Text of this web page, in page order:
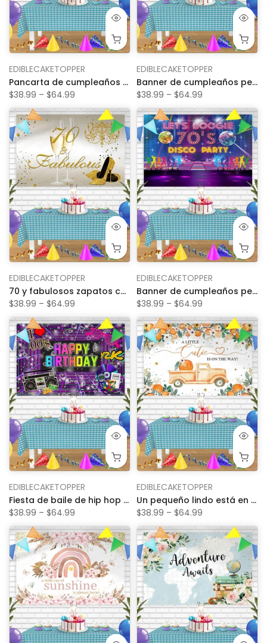
EDIBLECAKETOPPER
Pancarta de cumpleaños personalizada con diseño de guepardo dorado salvaje, animales del zoológico de la jungla, hojas verdes, fondo de fiesta
$38.99 – $64.99
EDIBLECAKETOPPER
Banner de cumpleaños personalizado con diseño de jungla de safari Wild One WMJ Bn
$38.99 – $64.99
EDIBLECAKETOPPER
70 y fabulosos zapatos con purpurina dorada, pancarta de cumpleaños personalizada, decoración de fondo para fiesta
$38.99 – $64.99
EDIBLECAKETOPPER
Banner de cumpleaños personalizado para fiesta de discoteca de los años 70
$38.99 – $64.99
EDIBLECAKETOPPER
Fiesta de baile de hip hop de los años 2000 con pancarta de cumpleaños de Bn en el tiempo, decoración de fondo de fiesta personalizada
$38.99 – $64.99
EDIBLECAKETOPPER
Un pequeño lindo está en camino Camión naranja Citrus Bn Banner de cumpleaños Decoración de fondo de fiesta personalizada
$38.99 – $64.99